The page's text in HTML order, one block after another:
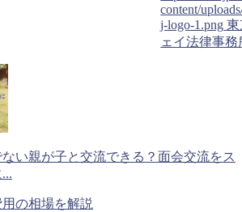
content/
j-logo-1.png
ェイ法律事務
い親が子と交流できる？面会交流をス
の相場を解説